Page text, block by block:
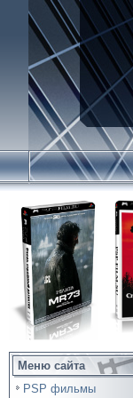
Меню сайта
PSP фильмы